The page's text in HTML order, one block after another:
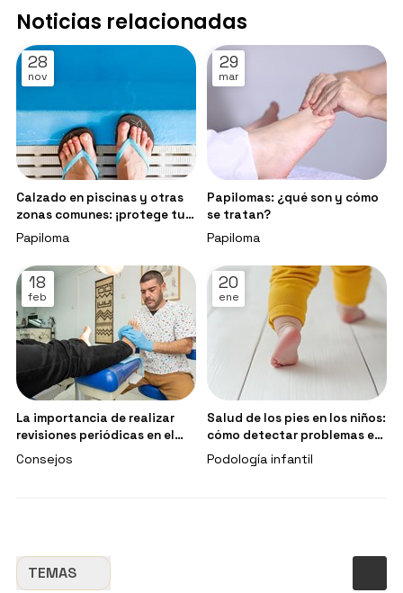
TEMAS
Noticias relacionadas
28
nov
Calzado en piscinas y otras
zonas comunes: ¡protege tus
pies de papilomas y hongos!
Papiloma
29
mar
Papilomas: ¿qué son y cómo
se tratan?
Papiloma
18
feb
La importancia de realizar
revisiones periódicas en el
podólogo
Consejos
20
ene
Salud de los pies en los niños:
cómo detectar problemas en
sus pies
Podología infantil